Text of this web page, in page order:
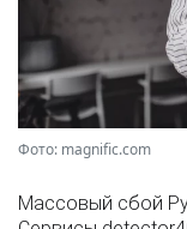
Фото: magnific.com
Массовый сбой